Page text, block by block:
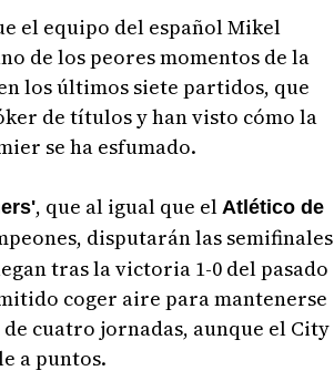
el equipo del español Mikel
de los peores momentos de la
los últimos siete partidos, que
de títulos y han visto cómo la
se ha esfumado.
, que al igual que el Atlético de
disputarán las semifinales
tras la victoria 1-0 del pasado
coger aire para mantenerse
cuatro jornadas, aunque el City
a puntos.